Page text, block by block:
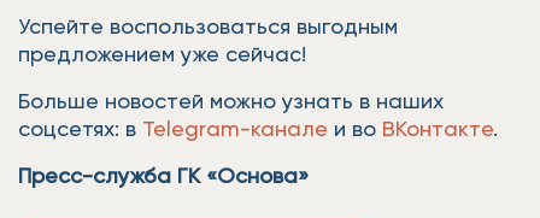
Успейте воспользоваться выгодным
предложением уже сейчас!
Больше новостей можно узнать в наших
соцсетях: в Telegram-канале и во ВКонтакте.
Пресс-служба ГК «Основа»